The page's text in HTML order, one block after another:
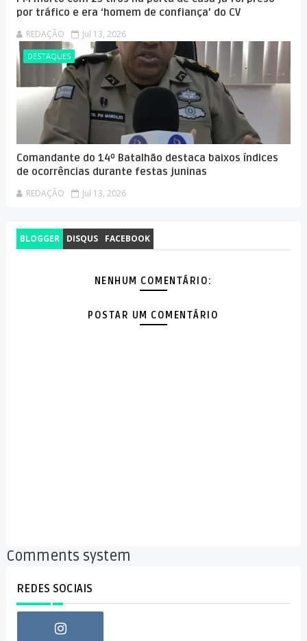
por tráfico e era ‘homem de confiança’ do CV
REDAÇÃO Jul 13, 2026
DESTAQUES
Comandante do 14º Batalhão destaca baixos índices
de ocorrências durante festas juninas
REDAÇÃO Jul 13, 2026
BLOGGER DISQUS FACEBOOK
NENHUM COMENTÁRIO:
POSTAR UM COMENTÁRIO
Comments system
REDES SOCIAIS